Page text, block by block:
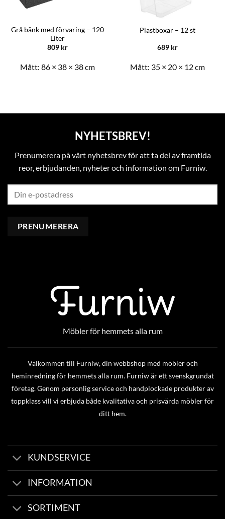
Grå bänk med förvaring – 120
Liter
809 kr
Mått: 86 × 38 × 38 cm
Plastboxar – 12 st
689 kr
Mått: 35 × 20 × 12 cm
NYHETSBREV!
Prenumerera på vårt nyhetsbrev för att ta del av framtida
reor, erbjudanden, nyheter och information om Furniw.
Möbler för hemmets alla rum
Välkommen till Furniw, din webbshop med möbler och
heminredning för hemmets alla rum. Furniw är ett svenskgrundat
företag. Genom personlig service och handplockade produkter av
toppklass vill vi erbjuda både kvalitativa och prisvärda möbler för
ditt hem.
KUNDSERVICE
INFORMATION
SORTIMENT